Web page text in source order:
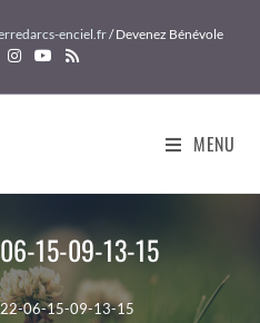
enciel.fr/ Devenez Bénévole
MENU
15-09-13-15
06-15-09-13-15